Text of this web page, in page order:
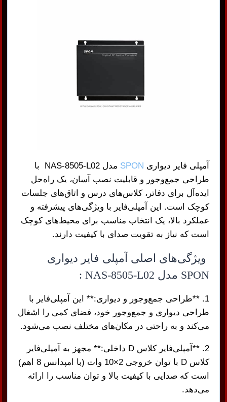
آمپلی فایر دیواری SPON
مدل NAS-8505-L02 با
طراحی جمع‌وجور و قابلیت نصب آسان، یک راه‌حل
ایده‌آل برای دفاتر، کلاس‌های درس و اتاق‌های جلسات
کوچک است. این آمپلی‌فایر با ویژگی‌های پیشرفته و
عملکرد بالا، یک انتخاب مناسب برای محیط‌های کوچک
است که نیاز به تقویت صدای با کیفیت دارند.
ویژگی‌های اصلی آمپلی فایر دیواری
SPON مدل NAS-8505-L02 :
1. **طراحی جمع‌وجور و دیواری:** این آمپلی‌فایر با
طراحی دیواری و جمع‌وجور خود، فضای کمی را اشغال
می‌کند و به راحتی در مکان‌های مختلف نصب می‌شود.
2. **آمپلی‌فایر کلاس D داخلی:** مجهز به آمپلی‌فایر
کلاس D با توان خروجی 2×10 وات (با امپدانس 8 اهم)
است که صدایی با کیفیت بالا و توان مناسب را ارائه
می‌دهد.